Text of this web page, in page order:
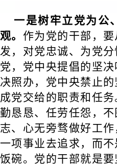
一是树牢立党为公
观。 作为党的干部，
发，对党忠诚、为党
党，党中央提倡的坚
决照办，党中央禁止
成党交给的职责和任
勤恳恳、任劳任怨，
志、心无旁骛做好工
一项事业去追求，而
饭碗。党的干部就是要